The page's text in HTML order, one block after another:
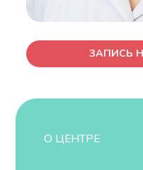
ЗАПИСЬ
О ЦЕНТРЕ